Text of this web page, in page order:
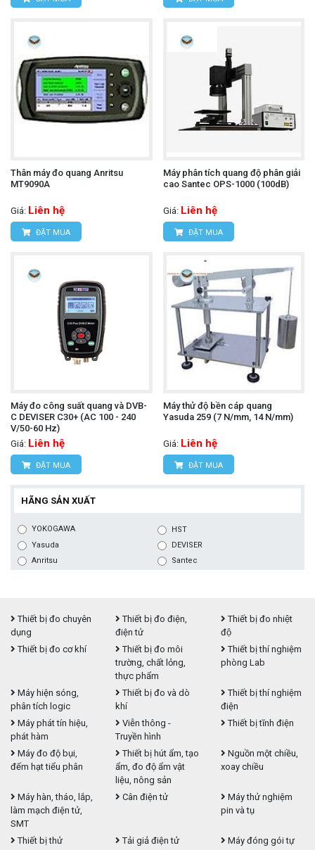
Thân máy đo quang Anritsu
MT9090A
Giá: Liên hệ
ĐẶT MUA
Máy phân tích quang độ phân giải
cao Santec OPS-1000 (100dB)
Giá: Liên hệ
ĐẶT MUA
Máy đo công suất quang và DVB-
C DEVISER C30+ (AC 100 - 240
V/50-60 Hz)
Giá: Liên hệ
ĐẶT MUA
Máy thử độ bền cáp quang
Yasuda 259 (7 N/mm, 14 N/mm)
Giá: Liên hệ
ĐẶT MUA
HÃNG SẢN XUẤT
YOKOGAWA
HST
Yasuda
DEVISER
Anritsu
Santec
Thiết bị đo chuyên
dụng
Thiết bị đo điện,
điện tử
Thiết bị đo nhiệt
độ
Thiết bị đo cơ khí
Thiết bị đo môi
trường, chất lỏng,
thực phẩm
Thiết bị thí nghiệm
phòng Lab
Máy hiện sóng,
phân tích logic
Thiết bị đo và dò
khí
Thiết bị thí nghiệm
điện
Máy phát tín hiệu,
phát hàm
Viễn thông -
Truyền hình
Thiết bị tĩnh điện
Máy đo độ bụi,
đếm hạt tiểu phân
Thiết bị hút ẩm, tạo
ẩm, đo độ ẩm vật
liệu, nông sản
Nguồn một chiều,
xoay chiều
Máy hàn, tháo, lắp,
làm mạch điện tử,
SMT
Cân điện tử
Máy thử nghiệm
pin và tụ
Thiết bị thử
Tải giả điện tử
Máy đóng gói tự